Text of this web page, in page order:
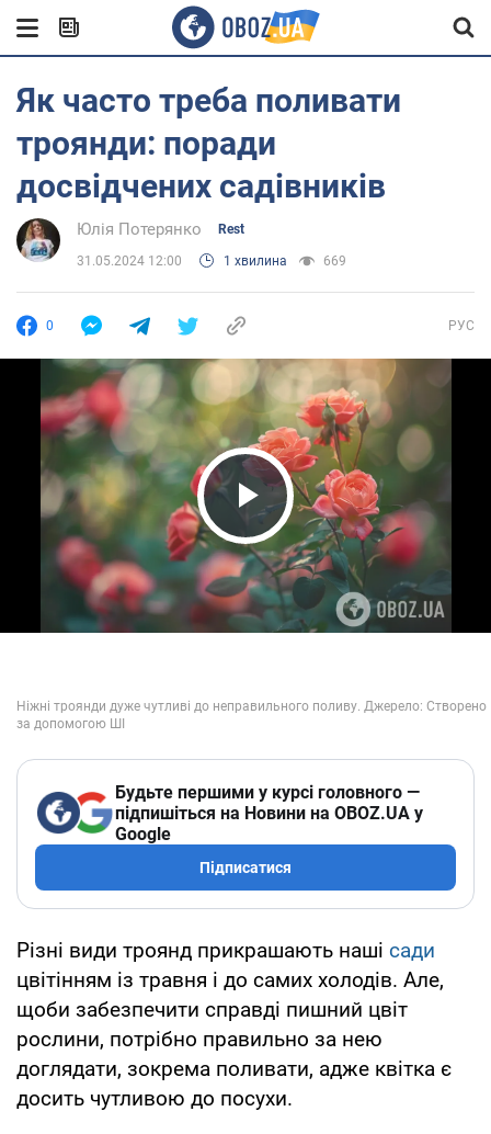
Як часто треба поливати
троянди: поради
досвідчених садівників
Юлія Потерянко Rest
31.05.2024 12:00 1 хвилина 669
0 РУС
Play Video
Будьте першими у курсі головного —
підпишіться на Новини на OBOZ.UA у
Google
Підписатися
Різні види троянд прикрашають наші сади
цвітінням із травня і до самих холодів. Але,
щоби забезпечити справді пишний цвіт
рослини, потрібно правильно за нею
доглядати, зокрема поливати, адже квітка є
досить чутливою до посухи.